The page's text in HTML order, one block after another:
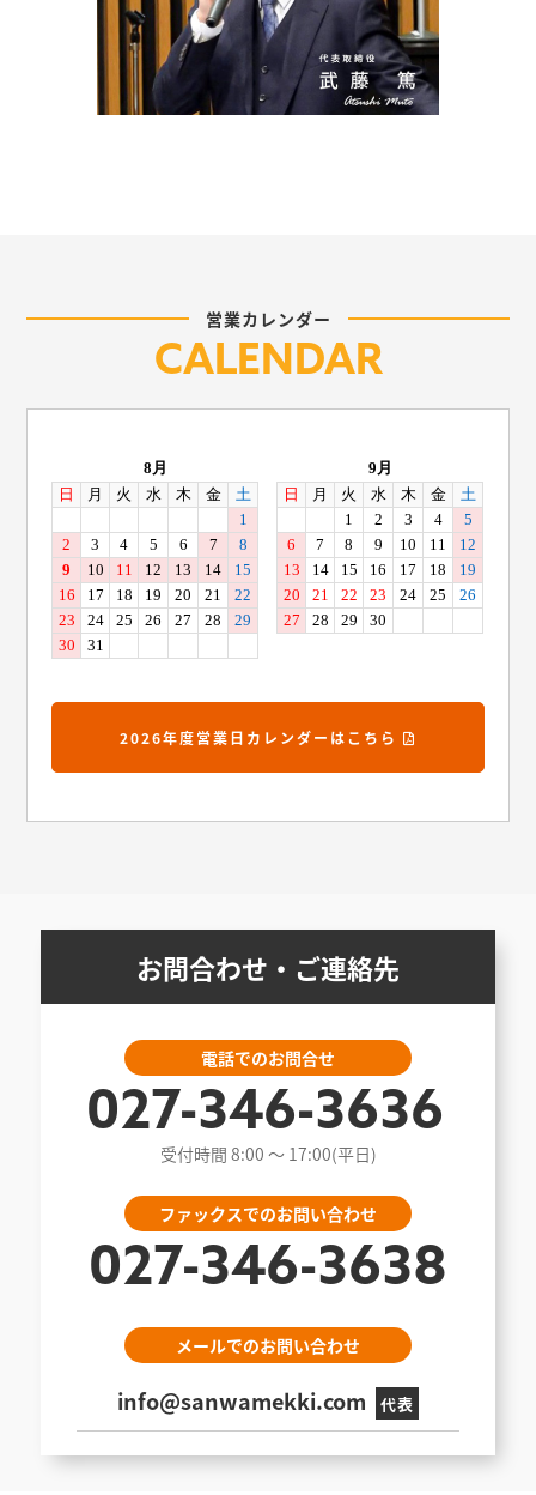
営業カレンダー
CALENDAR
2026年度営業日カレンダーはこちら
お問合わせ・ご連絡先
電話でのお問合せ
027-346-3636
受付時間 8:00 〜 17:00(平日)
ファックスでのお問い合わせ
027-346-3638
メールでのお問い合わせ
info@sanwamekki.com 代表